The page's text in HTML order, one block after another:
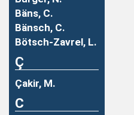
Bäns, C.
Bänsch, C.
Bötsch-Zavrel, L.
Ç
Çakir, M.
C